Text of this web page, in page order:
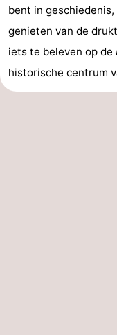
bent in geschiedenis
genieten van de
iets te beleven op de
historische centrum